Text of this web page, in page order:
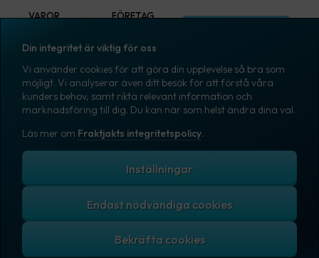
VAROR
Märkning
Emballage
Emballagetillbehör
Kontorsvaror
FÖRETAG
Pressrum
Medarbetare
Jobb & karriär
Nyhetsarkiv
Blogg
Skapa konto
Copyright © 2007 – 2026 Fraktjakt AB. All rights reserved.
Din integritet är viktig för oss
Vi använder cookies för att göra din upplevelse så bra som
möjligt. Vi analyserar även ditt besök för att förstå våra
kunders behov, samt rikta relevant information och
marknadsföring till dig. Du kan när som helst ändra dina val.
Läs mer om Fraktjakts integritetspolicy.
Inställningar
Endast nödvändiga cookies